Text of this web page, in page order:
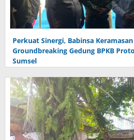
Perkuat Sinergi, Babinsa
Groundbreaking Gedung BPKB
Sumsel